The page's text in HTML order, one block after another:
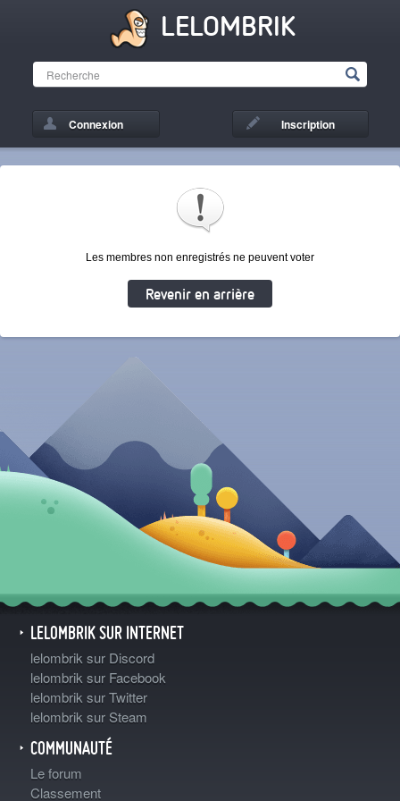
LELOMBRIK
Connexion Inscription
Les membres non enregistrés ne peuvent voter
Revenir en arrière
LELOMBRIK SUR INTERNET
lelombrik sur Discord
lelombrik sur Facebook
lelombrik sur Twitter
lelombrik sur Steam
COMMUNAUTÉ
Le forum
Classement